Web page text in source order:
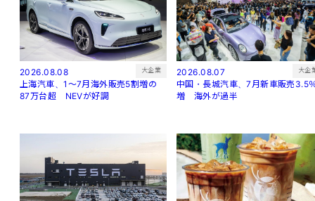
2026.08.08 大企業
上海汽車、1～7月海外販売5割増の
87万台超 NEVが好調
2026.08.07 大企
中国・長城汽車、7月新車販売3.5
増 海外が過半